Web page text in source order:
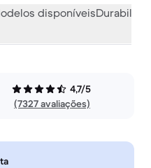
disponíveis
4,7/5
(7327 avaliações)